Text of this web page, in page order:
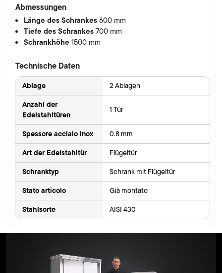
Abmessungen
Länge des Schrankes600 mm
Tiefe des Schrankes700 mm
Schrankhöhe1500 mm
Technische Daten
Ablage 2 Ablagen
Anzahl der
Edelstahltüren
1 Tür
Spessore acciaio inox 0.8 mm
Art der Edelstahltür Flügeltür
Schranktyp Schrank mit Flügeltür
Stato articolo Già montato
Stahlsorte AISI 430